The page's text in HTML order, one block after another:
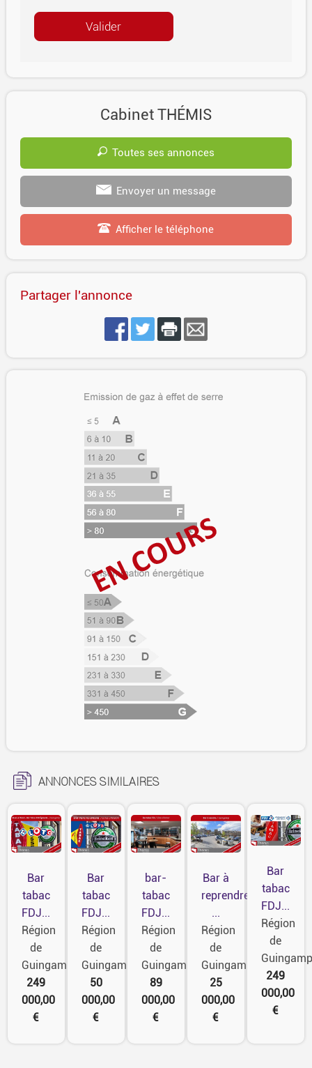
Cabinet THÉMIS
Toutes ses annonces
Envoyer un message
Afficher le téléphone
Partager l'annonce
ANNONCES SIMILAIRES
Bar
tabac
FDJ...
Région
de
Guingamp
249
000,00
€
Bar
tabac
FDJ...
Région
de
Guingamp
50
000,00
€
bar-
tabac
FDJ...
Région
de
Guingamp
89
000,00
€
Bar à
reprendre
...
Région
de
Guingamp
25
000,00
€
Bar
tabac
FDJ...
Région
de
249
000,00
€